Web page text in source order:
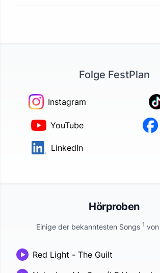
Folge FestPlan
Instagram
YouTube
LinkedIn
Hörproben
Einige der bekanntesten Songs 1 von
Red Light - The Guilt